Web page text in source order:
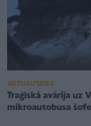
AKTUALITĀTES
Traģiskā avārija uz
mikroautobusa